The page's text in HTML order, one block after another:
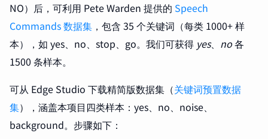
NO）后，可利用 Pete Warden 提供的 Speech
Commands 数据集 ，包含 35 个关键词（每类 1000+ 样
本），如 yes、no、stop、go。我们可获得 yes、 no各
1500 条样本。
可从 Edge Studio 下载精简版数据集（关键词预置数据
集），涵盖本项目四类样本：yes、no、noise、
background。步骤如下：